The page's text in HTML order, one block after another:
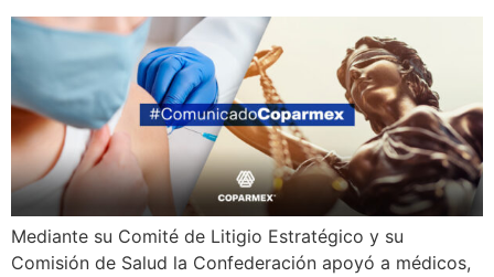
Mediante su Comité de Litigio Estratégico y su
Comisión de Salud la Confederación apoyó a médicos,